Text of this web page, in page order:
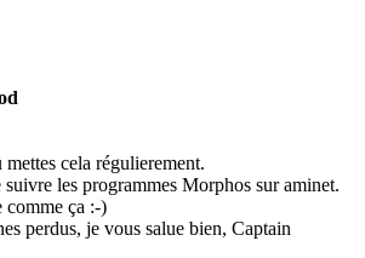
cela régulierement.
les programmes Morphos sur aminet.
comme ça :-)
perdus, je vous salue bien, Captain